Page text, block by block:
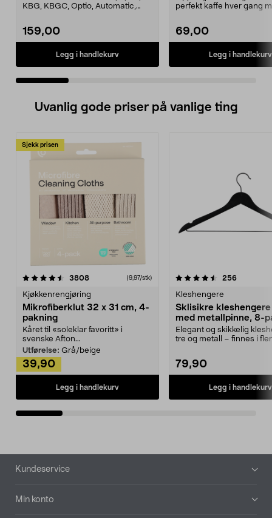
KBG, KBGC, Optio, Automatic,
159,00
Legg i handlekurv
perfekt kaffe hver gang
69,00
Legg i handlekurv
Uvanlig gode priser på vanlige ting
Sjekk prisen
3808anmeldelser(9,97/stk)
Kjøkkenrengjøring
Mikrofiberklut 32 x 31 cm, 4-
pakning
Kåret til «soleklar favoritt» i
svenske Afton...
Utførelse: Grå/beige
39,90
Legg i handlekurv
4.5av 5 stjerner 256
Kleshengere
Sklisikre
med metallpinne, 8-
Elegant og skikkelig
tre og metall – finnes i
79,90
Legg i handlekurv
4.5av 5 stjerner
Bunntekst
Kundeservice
Min konto